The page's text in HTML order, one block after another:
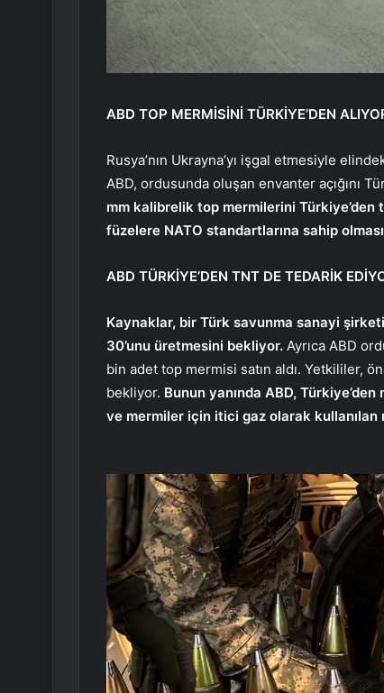
ABD TOP MERMİSİNİ TÜRKİYE’DEN
Rusya’nın Ukrayna’yı işgal etmesiyle
ABD, ordusunda oluşan envanter açığını
mm kalibrelik top mermilerini
füzelere NATO standartlarına sahip
ABD TÜRKİYE’DEN TNT DE TEDARİK
Kaynaklar, bir Türk savunma sanayi
30’unu üretmesini bekliyor. Ayrıca ABD
bin adet top mermisi satın aldı. Yetkililer,
bekliyor. Bunun yanında ABD,
ve mermiler için itici gaz olarak